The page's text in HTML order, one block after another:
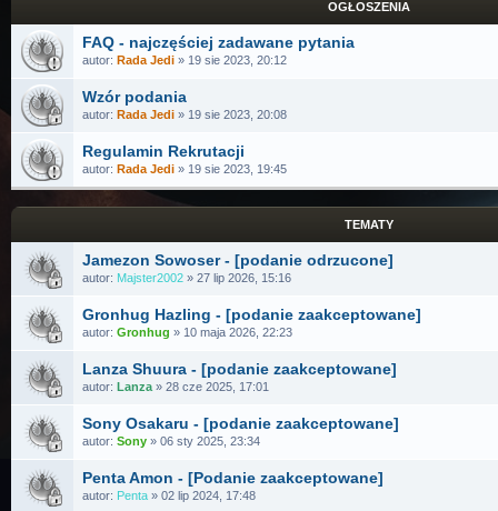
OGŁOSZENIA
FAQ - najczęściej zadawane pytania
autor: Rada Jedi » 19 sie 2023, 20:12
Wzór podania
autor: Rada Jedi » 19 sie 2023, 20:08
Regulamin Rekrutacji
autor: Rada Jedi » 19 sie 2023, 19:45
TEMATY
Jamezon Sowoser - [podanie odrzucone]
autor: Majster2002 » 27 lip 2026, 15:16
Gronhug Hazling - [podanie zaakceptowane]
autor: Gronhug » 10 maja 2026, 22:23
Lanza Shuura - [podanie zaakceptowane]
autor: Lanza » 28 cze 2025, 17:01
Sony Osakaru - [podanie zaakceptowane]
autor: Sony » 06 sty 2025, 23:34
Penta Amon - [Podanie zaakceptowane]
autor: Penta » 02 lip 2024, 17:48